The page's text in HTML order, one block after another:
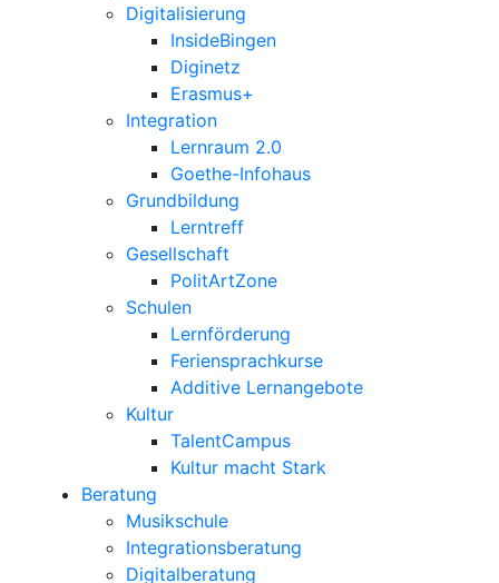
Digitalisierung
InsideBingen
Diginetz
Erasmus+
Integration
Lernraum 2.0
Goethe-Infohaus
Grundbildung
Lerntreff
Gesellschaft
PolitArtZone
Schulen
Lernförderung
Feriensprachkurse
Additive Lernangebote
Kultur
TalentCampus
Kultur macht Stark
Beratung
Musikschule
Integrationsberatung
Digitalberatung